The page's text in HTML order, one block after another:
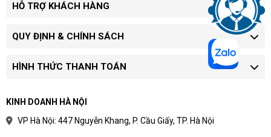
HỖ TRỢ KHÁCH HÀNG
QUY ĐỊNH & CHÍNH SÁCH
HÌNH THỨC THANH TOÁN
KINH DOANH HÀ NỘI
VP Hà Nội: 447 Nguyễn Khang, P. Cầu Giấy, TP. Hà Nội